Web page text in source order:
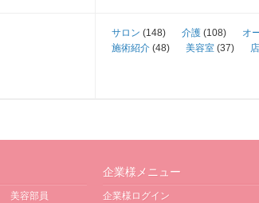
サロン (148) 介護 (108) オ
施術紹介 (48) 美容室 (37)
美容部員
企業様メニュー
企業様ログイン